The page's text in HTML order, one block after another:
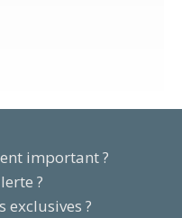
important ?
?
exclusives ?